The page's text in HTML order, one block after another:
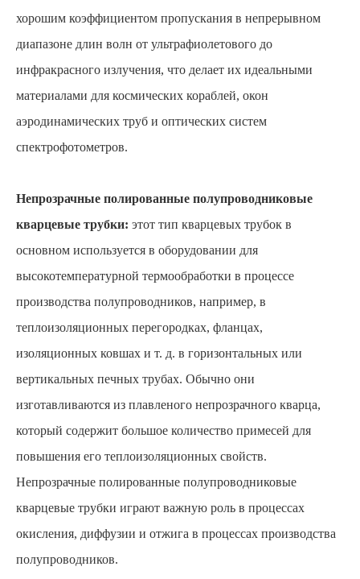
хорошим коэффициентом пропускания в непрерывном
диапазоне длин волн от ультрафиолетового до
инфракрасного излучения, что делает их идеальными
материалами для космических кораблей, окон
аэродинамических труб и оптических систем
спектрофотометров.
Непрозрачные полированные полупроводниковые
кварцевые трубки: этот тип кварцевых трубок в
основном используется в оборудовании для
высокотемпературной термообработки в процессе
производства полупроводников, например, в
теплоизоляционных перегородках, фланцах,
изоляционных ковшах и т. д. в горизонтальных или
вертикальных печных трубах. Обычно они
изготавливаются из плавленого непрозрачного кварца,
который содержит большое количество примесей для
повышения его теплоизоляционных свойств.
Непрозрачные полированные полупроводниковые
кварцевые трубки играют важную роль в процессах
окисления, диффузии и отжига в процессах производства
полупроводников.